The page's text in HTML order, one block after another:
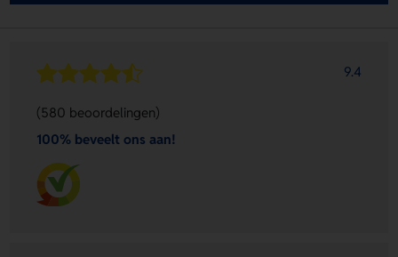
9.4
(580 beoordelingen)
100% beveelt ons aan!